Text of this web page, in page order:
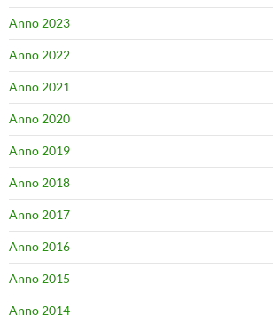
Anno 2023
Anno 2022
Anno 2021
Anno 2020
Anno 2019
Anno 2018
Anno 2017
Anno 2016
Anno 2015
Anno 2014